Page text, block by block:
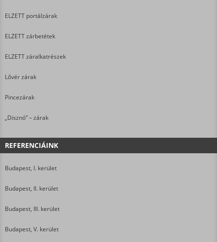
ELZETT portálzárak
ELZETT zárbetétek
ELZETT záralkatrészek
Lővér zárak
Pincezárak
„Disznó” – zárak
REFERENCIÁINK
Budapest, I. kerület
Budapest, II. kerület
Budapest, III. kerület
Budapest, V. kerület